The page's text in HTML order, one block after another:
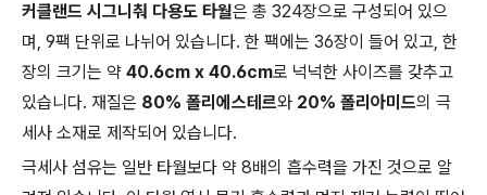
커클랜드 시그니춰 다용도 타월은 총 324장으로 구성되어 있으
며, 9팩 단위로 나뉘어 있습니다. 한 팩에는 36장이 들어 있고, 한
장의 크기는 약 40.6cm x 40.6cm로 넉넉한 사이즈를 갖추고
있습니다. 재질은 80% 폴리에스테르와 20% 폴리아미드의 극
세사 소재로 제작되어 있습니다.
극세사 섬유는 일반 타월보다 약 8배의 흡수력을 가진 것으로 알